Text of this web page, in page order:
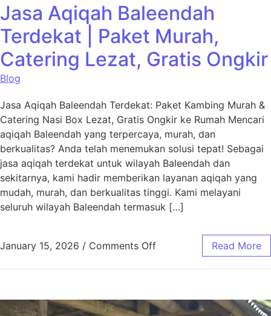
Jasa Aqiqah Baleendah
Terdekat | Paket Murah,
Catering Lezat, Gratis Ongkir
Blog
Jasa Aqiqah Baleendah Terdekat: Paket Kambing Murah &
Catering Nasi Box Lezat, Gratis Ongkir ke Rumah Mencari
aqiqah Baleendah yang terpercaya, murah, dan
berkualitas? Anda telah menemukan solusi tepat! Sebagai
jasa aqiqah terdekat untuk wilayah Baleendah dan
sekitarnya, kami hadir memberikan layanan aqiqah yang
mudah, murah, dan berkualitas tinggi. Kami melayani
seluruh wilayah Baleendah termasuk […]
January 15, 2026 / Comments Off Read More